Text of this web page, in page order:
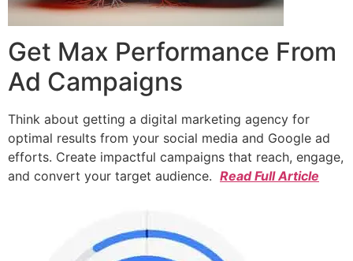
Get Max Performance From
Ad Campaigns
Think about getting a digital marketing agency for
optimal results from your social media and Google ad
efforts. Create impactful campaigns that reach, engage,
and convert your target audience. Read Full Article